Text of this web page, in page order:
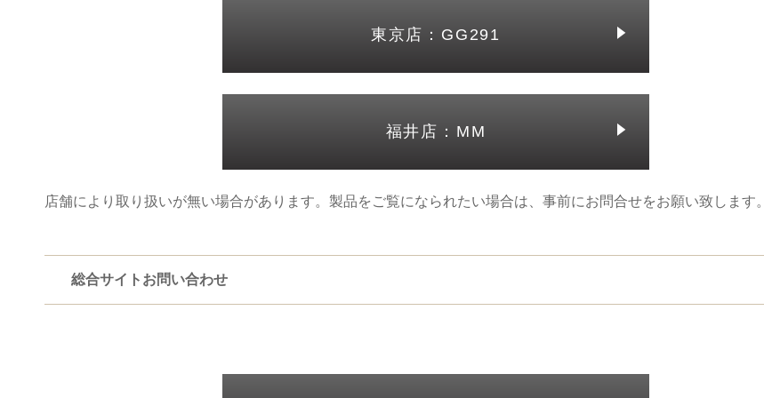
東京店：GG291
福井店：MM
店舗により取り扱いが無い場合があります。製品をご覧になられたい場合は、事前にお問合せをお願い致します。
総合サイトお問い合わせ